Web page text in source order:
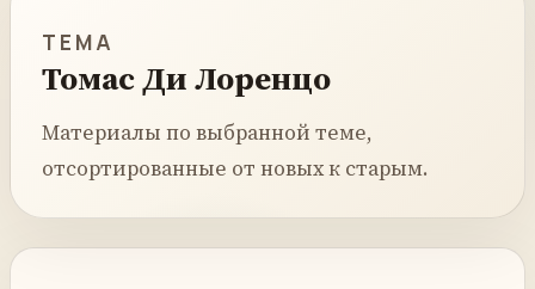
ТЕМА
Томас Ди Лоренцо
Материалы по выбранной теме,
отсортированные от новых к старым.